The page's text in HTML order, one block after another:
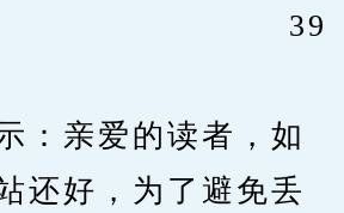
亲爱的读者，如
还好，为了避免丢